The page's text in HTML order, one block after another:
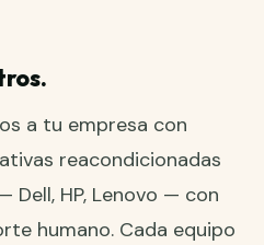
a tu empresa con
reacondicionadas
Dell, HP, Lenovo — con
humano. Cada equipo